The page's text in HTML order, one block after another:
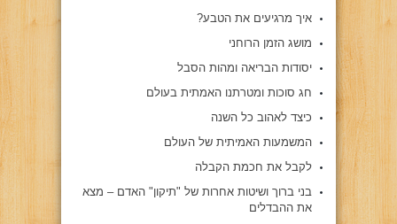
איך מרגיעים את הטבע?
מושג הזמן הרוחני
יסודות הבריאה ומהות הסבל
חג סוכות ומטרתנו האמתית בעולם
כיצד לאהוב כל השנה
המשמעות האמיתית של העולם
לקבל את חכמת הקבלה
בני ברוך ושיטות אחרות של "תיקון" האדם – מצא
את ההבדלים